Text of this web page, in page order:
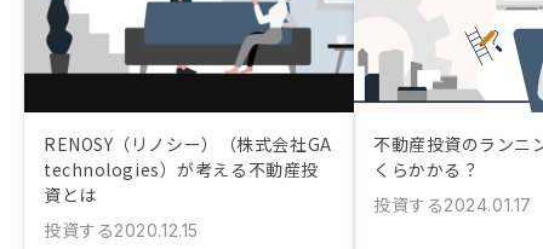
RENOSY（リノシー）（株式会社GA
technologies）が考える不動産投
資とは
投資する2020.12.15
不動産投資のランニ
くらかかる？
投資する2024.01.17